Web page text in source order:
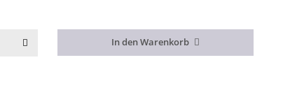
In den Warenkorb